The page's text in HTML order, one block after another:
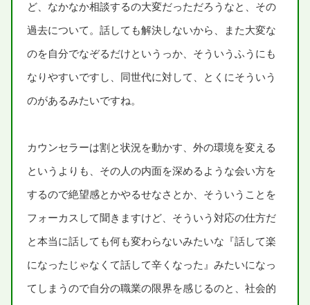
ど、なかなか相談するの大変だっただろうなと、その
過去について。 話しても解決しないから、また大変な
のを自分でなぞるだけというっか、そういうふうにも
なりやすいですし、 同世代に対して、とくにそういう
のがあるみたいですね。
カウンセラーは割 と状況 を動かす、 外の環境を変える
というよりも、その人の内面を深めるような会い方を
するので絶望感とかやるせなさとか、そういうことを
フォーカスして聞きますけど、そういう 対応の仕方だ
と本当に話しても何も変わらないみたいな『話して楽
になったじゃなくて話して辛くなった』みたいになっ
てしまうので自分の職業の限界を感じるのと、 社会的